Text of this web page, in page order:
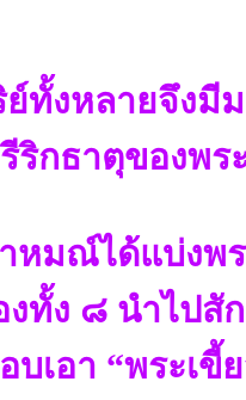
ย์ทั้งหลายจึงมี
ริกธาตุของพ
หมณ์ได้แบ่งพร
งทั้ง ๘ นำไป
บเอา “พระเ